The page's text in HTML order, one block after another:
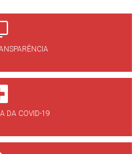
DA COVID-19